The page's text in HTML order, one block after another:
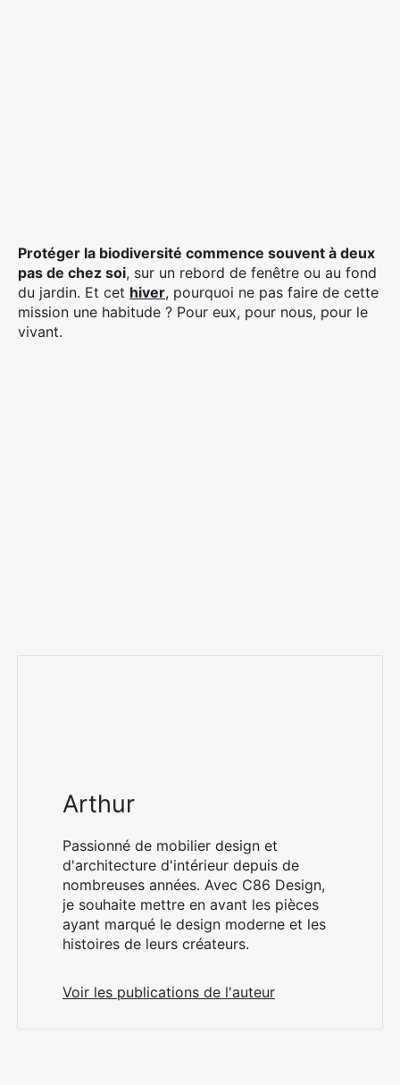
Protéger la biodiversité commence souvent à deux
pas de chez soi, sur un rebord de fenêtre ou au fond
du jardin. Et cet hiver, pourquoi ne pas faire de cette
mission une habitude ? Pour eux, pour nous, pour le
vivant.
Arthur
Passionné de mobilier design et
d'architecture d'intérieur depuis de
nombreuses années. Avec C86 Design,
je souhaite mettre en avant les pièces
ayant marqué le design moderne et les
histoires de leurs créateurs.
Voir les publications de l'auteur